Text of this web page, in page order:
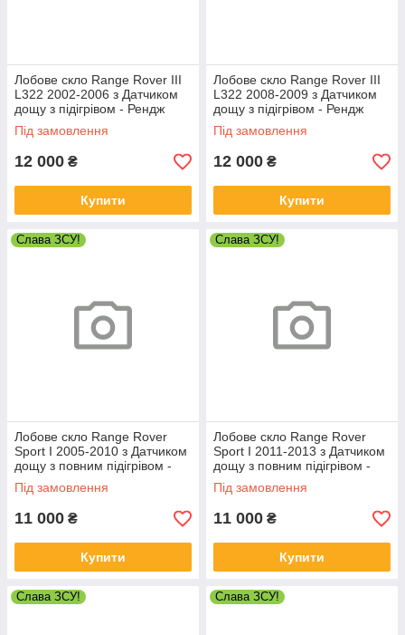
Лобове скло Range Rover III
L322 2002-2006 з Датчиком
дощу з підігрівом - Рендж
Ровер
Під замовлення
12 000 ₴
Купити
Лобове скло Range Rover III
L322 2008-2009 з Датчиком
дощу з підігрівом - Рендж
Ровер
Під замовлення
12 000 ₴
Купити
Слава ЗСУ!
Лобове скло Range Rover
Sport I 2005-2010 з Датчиком
дощу з повним підігрівом -
Рендж Ровер Спорт
Під замовлення
11 000 ₴
Купити
Слава ЗСУ!
Лобове скло Range Rover
Sport I 2011-2013 з Датчиком
дощу з повним підігрівом -
Рендж Ровер Спорт
Під замовлення
11 000 ₴
Купити
Слава ЗСУ! Слава ЗСУ!